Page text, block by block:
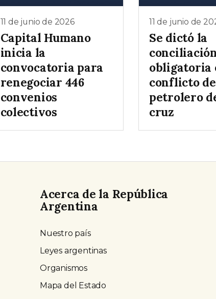
11 de junio de 2026
Capital Humano
inicia la
convocatoria para
renegociar 446
convenios
colectivos
11 de junio de
Se dictó la
obligatoria
conflicto
petrolero
cruz
Acerca de la República
Argentina
Nuestro país
Leyes argentinas
Organismos
Mapa del Estado